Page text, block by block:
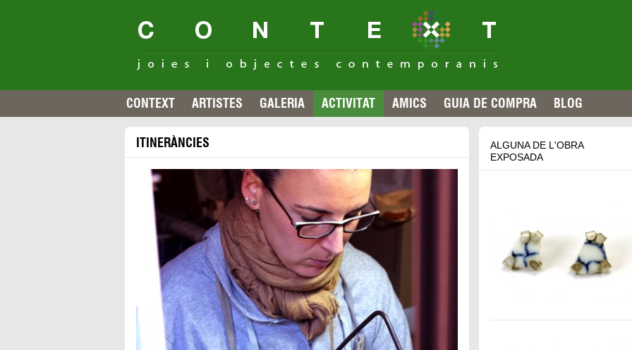
CONTEXT ARTISTES GALERIA ACTIVITAT AMICS GUIA DE COMPRA BLOG
ITINERÀNCIES
ALGUNA DE L'OBRA
EXPOSADA